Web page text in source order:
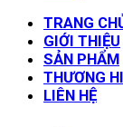
TRANG
GIỚI THIỆU
SẢN PHẨM
THƯƠNG
LIÊN HỆ